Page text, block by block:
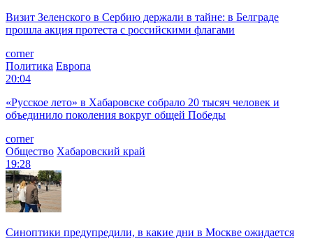
Визит Зеленского в Сербию держали в тайне: в Белграде
прошла акция протеста с российскими флагами
corner
Политика Европа
20:04
«Русское лето» в Хабаровске собрало 20 тысяч человек и
объединило поколения вокруг общей Победы
corner
Общество Хабаровский край
19:28
Синоптики предупредили, в какие дни в Москве ожидается